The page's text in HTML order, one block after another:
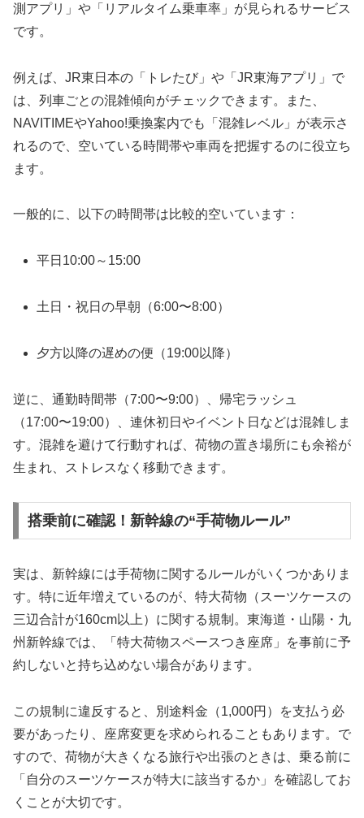
測アプリ」や「リアルタイム乗車率」が見られるサービス
です。
例えば、JR東日本の「トレたび」や「JR東海アプリ」で
は、列車ごとの混雑傾向がチェックできます。また、
NAVITIMEやYahoo!乗換案内でも「混雑レベル」が表示さ
れるので、空いている時間帯や車両を把握するのに役立ち
ます。
一般的に、以下の時間帯は比較的空いています：
平日10:00～15:00
土日・祝日の早朝（6:00〜8:00）
夕方以降の遅めの便（19:00以降）
逆に、通勤時間帯（7:00〜9:00）、帰宅ラッシュ
（17:00〜19:00）、連休初日やイベント日などは混雑しま
す。混雑を避けて行動すれば、荷物の置き場所にも余裕が
生まれ、ストレスなく移動できます。
搭乗前に確認！新幹線の“手荷物ルール”
実は、新幹線には手荷物に関するルールがいくつかありま
す。特に近年増えているのが、特大荷物（スーツケースの
三辺合計が160cm以上）に関する規制。東海道・山陽・九
州新幹線では、「特大荷物スペースつき座席」を事前に予
約しないと持ち込めない場合があります。
この規制に違反すると、別途料金（1,000円）を支払う必
要があったり、座席変更を求められることもあります。で
すので、荷物が大きくなる旅行や出張のときは、乗る前に
「自分のスーツケースが特大に該当するか」を確認してお
くことが大切です。